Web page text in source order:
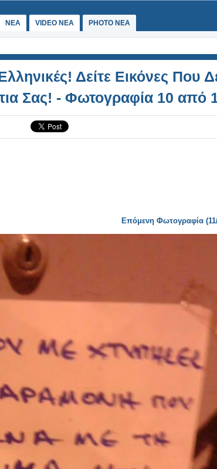
ΝΕΑ VIDEO NEA PHOTO NEA
Δείτε Εικόνες Που
Σας! - Φωτογραφία 10 από
Επόμενη Φωτογραφία